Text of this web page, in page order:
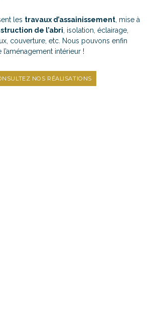
les travaux d’assainissement , mise à
de l’abri , isolation, éclairage,
couverture, etc. Nous pouvons enfin
intérieur !
NOS RÉALISATIONS